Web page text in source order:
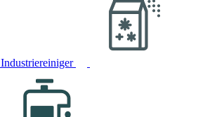
Industriereiniger